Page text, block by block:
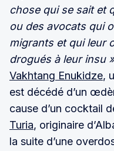
chose qui se sait et
ou des avocats qui
migrants et qui leur
drogués à leur insu
Vakhtang Enukidze,
est décédé d’un
cause d’un cocktail
Turia, originaire
la suite d’une